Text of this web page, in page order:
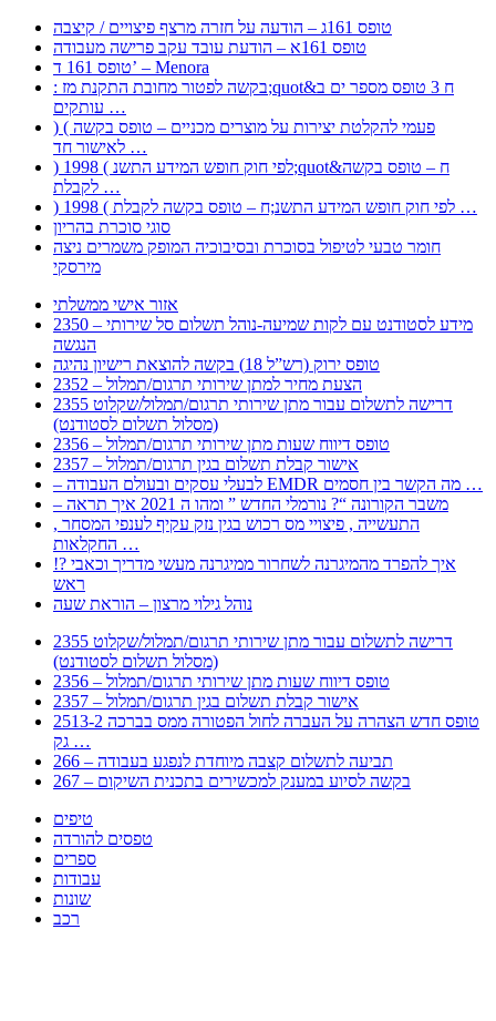
טופס 161ג – הודעה על חזרה מרצף פיצויים / קיצבה
טופס 161א – הודעת עובד עקב פרישה מעבודה
טופס 161 ד’ – Menora
: בקשה לפטור מחובת התקנת מז;quot&ח 3 טופס מספר ים ב
עותקים …
) ( פעמי להקלטת יצירות על מוצרים מכניים – טופס בקשה
לאישור חד …
) 1998 ( לפי חוק חופש המידע התשנ;quot&ח – טופס בקשה
לקבלת …
) 1998 ( לפי חוק חופש המידע התשנ;ח – טופס בקשה לקבלת …
סוגי סוכרת בהריון
חומר טבעי לטיפול בסוכרת ובסיבוכיה המופק משמרים ניצה
מירסקי
אזור אישי ממשלתי
2350 – מידע לסטודנט עם לקות שמיעה-נוהל תשלום סל שירותי
הנגשה
טופס ירוק (רש”ל 18) בקשה להוצאת רישיון נהיגה
2352 – הצעת מחיר למתן שירותי תרגום/תמלול
2355 דרישה לתשלום עבור מתן שירותי תרגום/תמלול/שקלוט
(מסלול תשלום לסטודנט)
2356 – טופס דיווח שעות מתן שירותי תרגום/תמלול
2357 – אישור קבלת תשלום בגין תרגום/תמלול
– לבעלי עסקים ובעולם העבודה EMDR מה הקשר בין חסמים …
– משבר הקורונה “? נורמלי החדש ” ומהו ה 2021 איך תראה
, התעשייה , פיצויי מס רכוש בגין נזק עקיף לענפי המסחר
החקלאות …
!? איך להפרד מהמיגרנה לשחרור ממיגרנה מעשי מדריך וכאבי
ראש
נוהל גילוי מרצון – הוראת שעה
2355 דרישה לתשלום עבור מתן שירותי תרגום/תמלול/שקלוט
(מסלול תשלום לסטודנט)
2356 – טופס דיווח שעות מתן שירותי תרגום/תמלול
2357 – אישור קבלת תשלום בגין תרגום/תמלול
2513-2 טופס חדש הצהרה על העברה לחול הפטורה ממס בברכה
גק …
266 – תביעה לתשלום קצבה מיוחדת לנפגע בעבודה
267 – בקשה לסיוע במענק למכשירים בתכנית השיקום
טיפים
טפסים להורדה
ספרים
עבודות
שונות
רכב